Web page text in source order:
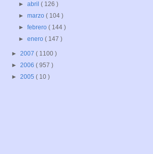
►abril( 126 )
►marzo( 104 )
►febrero( 144 )
►enero( 147 )
► 2007 ( 1100 )
► 2006 ( 957 )
► 2005 ( 10 )